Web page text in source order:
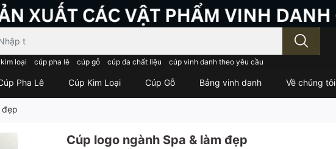
loại cúp pha lê cúp gỗ cúp đa chất liệu cúp vinh danh theo yêu cầu
Pha Lê Cúp Kim Loại Cúp Gỗ Bảng vinh danh Về chúng tôi
đẹp
Cúp logo ngành Spa & làm đẹp